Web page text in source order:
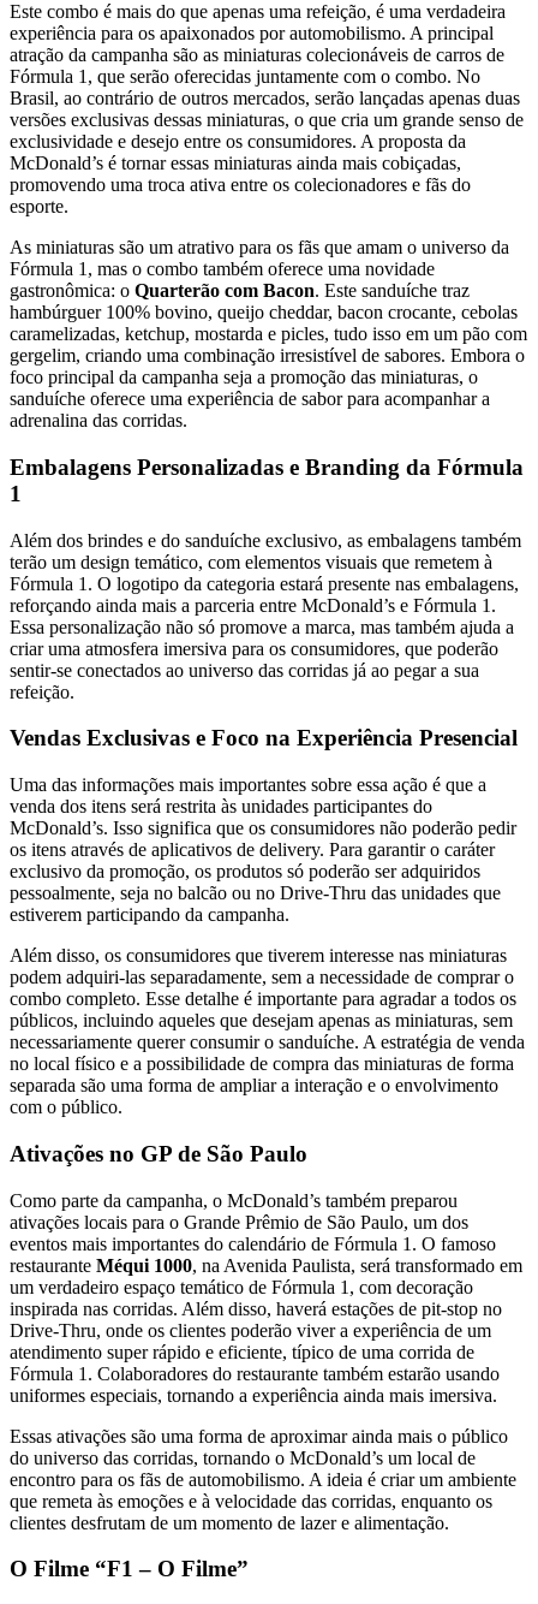
Este combo é mais do que apenas uma refeição, é uma verdadeira
experiência para os apaixonados por automobilismo. A principal
atração da campanha são as miniaturas colecionáveis de carros de
Fórmula 1, que serão oferecidas juntamente com o combo. No
Brasil, ao contrário de outros mercados, serão lançadas apenas duas
versões exclusivas dessas miniaturas, o que cria um grande senso de
exclusividade e desejo entre os consumidores. A proposta da
McDonald’s é tornar essas miniaturas ainda mais cobiçadas,
promovendo uma troca ativa entre os colecionadores e fãs do
esporte.
As miniaturas são um atrativo para os fãs que amam o universo da
Fórmula 1, mas o combo também oferece uma novidade
gastronômica: o Quarterão com Bacon. Este sanduíche traz
hambúrguer 100% bovino, queijo cheddar, bacon crocante, cebolas
caramelizadas, ketchup, mostarda e picles, tudo isso em um pão com
gergelim, criando uma combinação irresistível de sabores. Embora o
foco principal da campanha seja a promoção das miniaturas, o
sanduíche oferece uma experiência de sabor para acompanhar a
adrenalina das corridas.
Embalagens Personalizadas e Branding da Fórmula
1
Além dos brindes e do sanduíche exclusivo, as embalagens também
terão um design temático, com elementos visuais que remetem à
Fórmula 1. O logotipo da categoria estará presente nas embalagens,
reforçando ainda mais a parceria entre McDonald’s e Fórmula 1.
Essa personalização não só promove a marca, mas também ajuda a
criar uma atmosfera imersiva para os consumidores, que poderão
sentir-se conectados ao universo das corridas já ao pegar a sua
refeição.
Vendas Exclusivas e Foco na Experiência Presencial
Uma das informações mais importantes sobre essa ação é que a
venda dos itens será restrita às unidades participantes do
McDonald’s. Isso significa que os consumidores não poderão pedir
os itens através de aplicativos de delivery. Para garantir o caráter
exclusivo da promoção, os produtos só poderão ser adquiridos
pessoalmente, seja no balcão ou no Drive-Thru das unidades que
estiverem participando da campanha.
Além disso, os consumidores que tiverem interesse nas miniaturas
podem adquiri-las separadamente, sem a necessidade de comprar o
combo completo. Esse detalhe é importante para agradar a todos os
públicos, incluindo aqueles que desejam apenas as miniaturas, sem
necessariamente querer consumir o sanduíche. A estratégia de venda
no local físico e a possibilidade de compra das miniaturas de forma
separada são uma forma de ampliar a interação e o envolvimento
com o público.
Ativações no GP de São Paulo
Como parte da campanha, o McDonald’s também preparou
ativações locais para o Grande Prêmio de São Paulo, um dos
eventos mais importantes do calendário de Fórmula 1. O famoso
restaurante Méqui 1000, na Avenida Paulista, será transformado em
um verdadeiro espaço temático de Fórmula 1, com decoração
inspirada nas corridas. Além disso, haverá estações de pit-stop no
Drive-Thru, onde os clientes poderão viver a experiência de um
atendimento super rápido e eficiente, típico de uma corrida de
Fórmula 1. Colaboradores do restaurante também estarão usando
uniformes especiais, tornando a experiência ainda mais imersiva.
Essas ativações são uma forma de aproximar ainda mais o público
do universo das corridas, tornando o McDonald’s um local de
encontro para os fãs de automobilismo. A ideia é criar um ambiente
que remeta às emoções e à velocidade das corridas, enquanto os
clientes desfrutam de um momento de lazer e alimentação.
O Filme “F1 – O Filme”